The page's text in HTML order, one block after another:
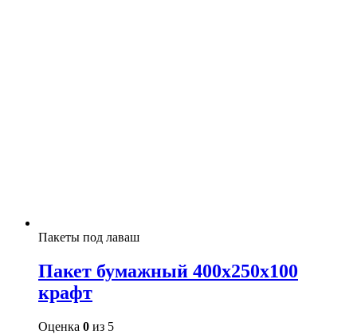
Пакеты под лаваш
Пакет бумажный 400х250х100
крафт
Оценка 0 из 5